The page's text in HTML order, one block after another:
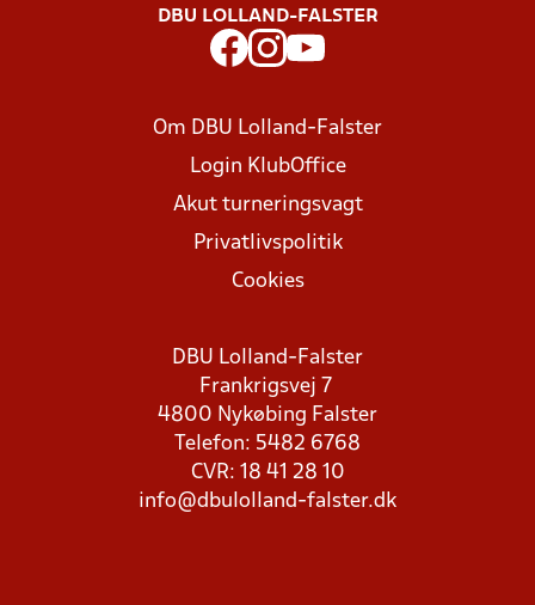
DBU LOLLAND-FALSTER
Om DBU Lolland-Falster
Login KlubOffice
Akut turneringsvagt
Privatlivspolitik
Cookies
DBU Lolland-Falster
Frankrigsvej 7
4800 Nykøbing Falster
Telefon: 5482 6768
CVR: 18 41 28 10
info@dbulolland-falster.dk